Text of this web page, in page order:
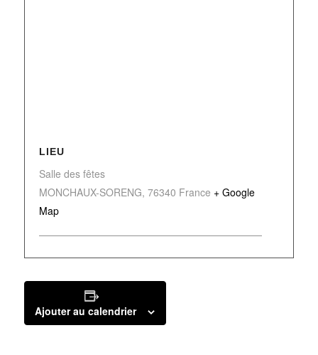
LIEU
Salle des fêtes
MONCHAUX-SORENG, 76340 France + Google
Map
Ajouter au calendrier